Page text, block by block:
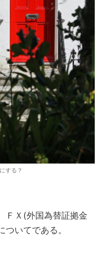
する？
ＦＸ(外国為替証拠金
いてである。